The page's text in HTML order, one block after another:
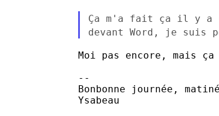
Ça m'a fait ça il y a
devant Word, je suis
Moi pas encore, mais
--
Bonbonne journée,
Ysabeau